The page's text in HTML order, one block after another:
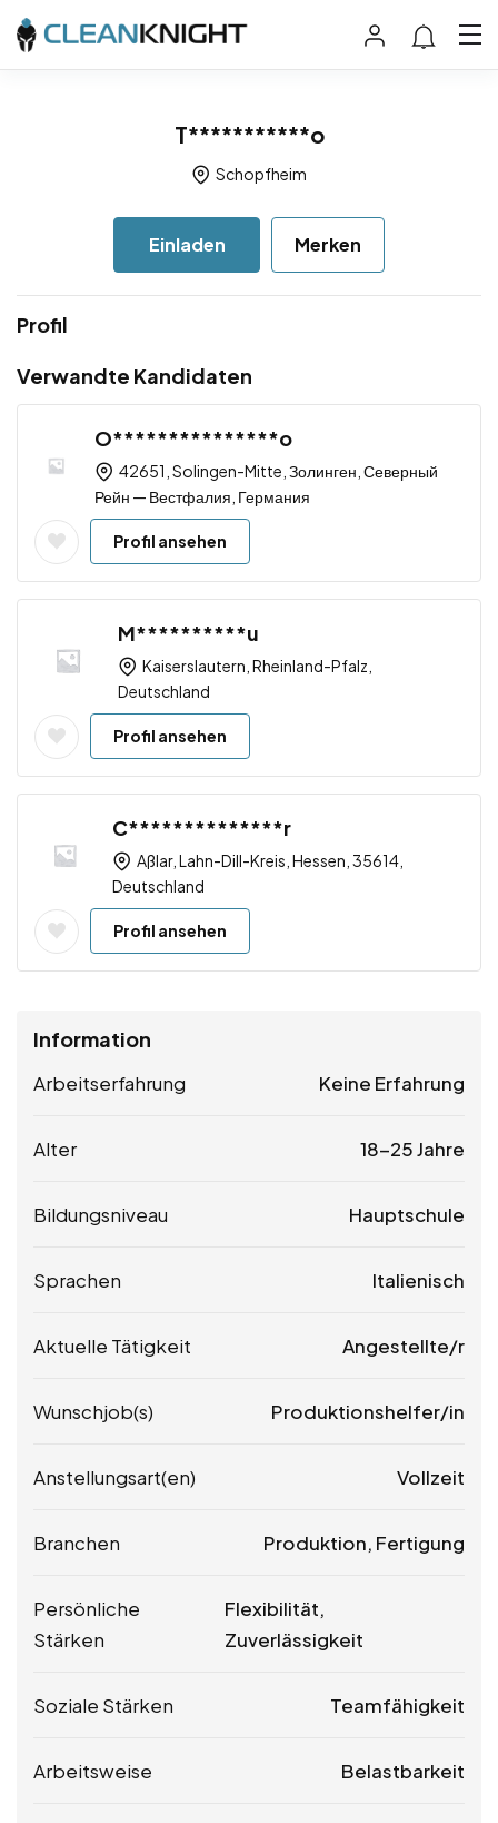
T***********o
Schopfheim
Einladen Merken
Profil
Verwandte Kandidaten
O***************o
42651, Solingen-Mitte, Золинген, Северный
Рейн — Вестфалия, Германия
Profil ansehen
M**********u
Kaiserslautern, Rheinland-Pfalz,
Deutschland
Profil ansehen
C**************r
Aßlar, Lahn-Dill-Kreis, Hessen, 35614,
Deutschland
Profil ansehen
Information
Arbeitserfahrung Keine Erfahrung
Alter 18-25 Jahre
Bildungsniveau Hauptschule
Sprachen Italienisch
Aktuelle Tätigkeit Angestellte/r
Wunschjob(s) Produktionshelfer/in
Anstellungsart(en) Vollzeit
Branchen Produktion, Fertigung
Persönliche
Stärken
Flexibilität,
Zuverlässigkeit
Soziale Stärken Teamfähigkeit
Arbeitsweise Belastbarkeit